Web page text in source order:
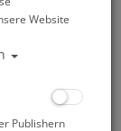
Website
Publishern